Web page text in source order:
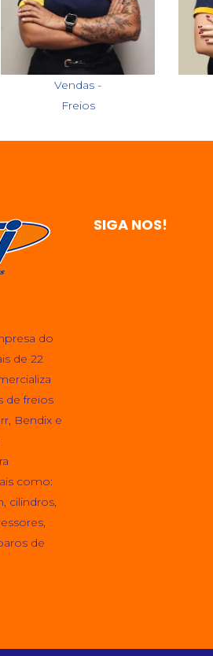
Vendas -
Freios
do
de 22
de freios
Bendix e
como:
cilindros,
de
SIGA NOS!